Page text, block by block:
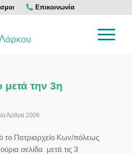
Επικοινωνία
μετά την 3η
Άρθρα 2006
το Πατριαρχείο Κων/πόλεως
σελίδα μετά τις 3